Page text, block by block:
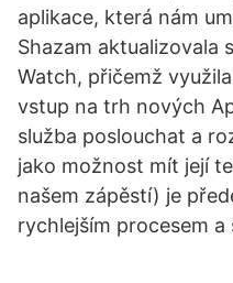
aplikace, která nám
Shazam aktualizovala
Watch, přičemž
vstup na trh nových
služba poslouchat a
jako možnost mít její
našem zápěstí) je
rychlejším procesem